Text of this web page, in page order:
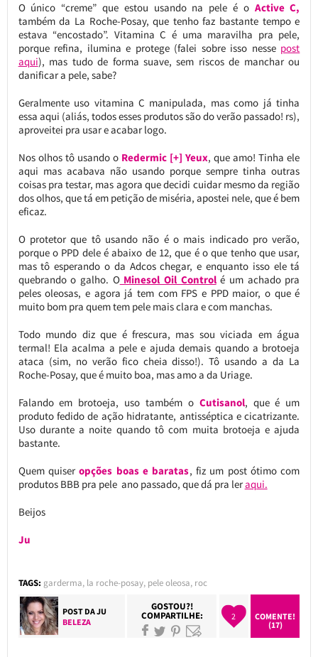
O único “creme” que estou usando na pele é o Active C,
também da La Roche-Posay, que tenho faz bastante tempo e
estava “encostado”. Vitamina C é uma maravilha pra pele,
porque refina, ilumina e protege (falei sobre isso nesse post
aqui), mas tudo de forma suave, sem riscos de manchar ou
danificar a pele, sabe?
Geralmente uso vitamina C manipulada, mas como já tinha
essa aqui (aliás, todos esses produtos são do verão passado! rs),
aproveitei pra usar e acabar logo.
Nos olhos tô usando o Redermic [+] Yeux, que amo! Tinha ele
aqui mas acabava não usando porque sempre tinha outras
coisas pra testar, mas agora que decidi cuidar mesmo da região
dos olhos, que tá em petição de miséria, apostei nele, que é bem
eficaz.
O protetor que tô usando não é o mais indicado pro verão,
porque o PPD dele é abaixo de 12, que é o que tenho que usar,
mas tô esperando o da Adcos chegar, e enquanto isso ele tá
quebrando o galho. OMinesol Oil Controlé um achado pra
peles oleosas, e agora já tem com FPS e PPD maior, o que é
muito bom pra quem tem pele mais clara e com manchas.
Todo mundo diz que é frescura, mas sou viciada em água
termal! Ela acalma a pele e ajuda demais quando a brotoeja
ataca (sim, no verão fico cheia disso!). Tô usando a da La
Roche-Posay, que é muito boa, mas amo a da Uriage.
Falando em brotoeja, uso também o Cutisanol, que é um
produto fedido de ação hidratante, antisséptica e cicatrizante.
Uso durante a noite quando tô com muita brotoeja e ajuda
bastante.
Quem quiser opções boas e baratas, fiz um post ótimo com
produtos BBB pra pele ano passado, que dá pra leraqui.
Beijos
Ju
TAGS: garderma, la roche-posay, pele oleosa, roc
POST DAJU
BELEZA
GOSTOU?!
COMPARTILHE: 2
COMENTE!
(17)